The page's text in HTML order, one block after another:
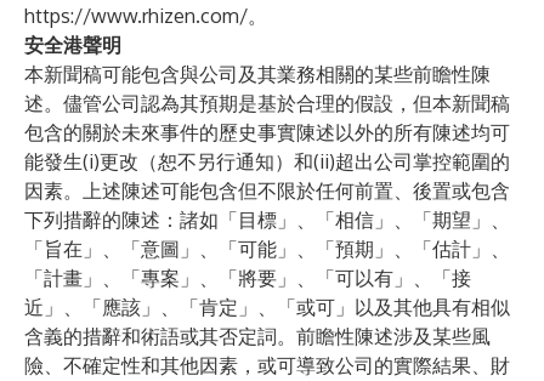
https://www.rhizen.com/。
安全港聲明
本新聞稿可能包含與公司及其業務相關的某些前瞻性陳
述。儘管公司認為其預期是基於合理的假設，但本新聞稿
包含的關於未來事件的歷史事實陳述以外的所有陳述均可
能發生(i)更改（恕不另行通知）和(ii)超出公司掌控範圍的
因素。上述陳述可能包含但不限於任何前置、後置或包含
下列措辭的陳述：諸如「目標」、「相信」、「期望」、
「旨在」、「意圖」、「可能」、「預期」、「估計」、
「計畫」、「專案」、「將要」、「可以有」、「接
近」、「應該」、「肯定」、「或可」以及其他具有相似
含義的措辭和術語或其否定詞。前瞻性陳述涉及某些風
險、不確定性和其他因素，或可導致公司的實際結果、財